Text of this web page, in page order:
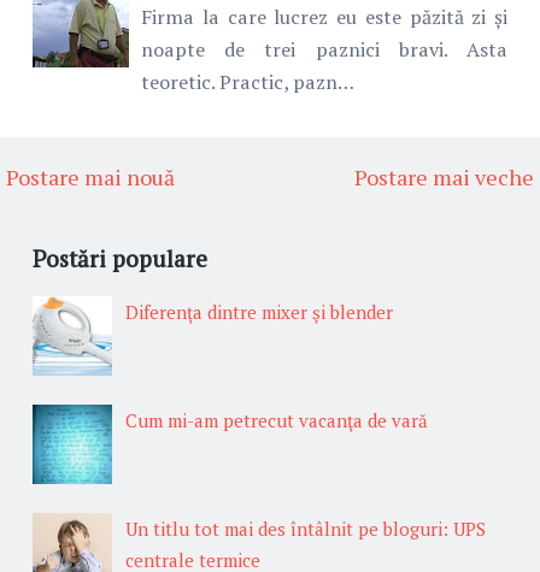
Firma la care lucrez eu este păzită zi și
noapte de trei paznici bravi. Asta
teoretic. Practic, pazn…
Postare mai nouă Postare mai veche
Postări populare
Diferenţa dintre mixer şi blender
Cum mi-am petrecut vacanţa de vară
Un titlu tot mai des întâlnit pe bloguri: UPS
centrale termice